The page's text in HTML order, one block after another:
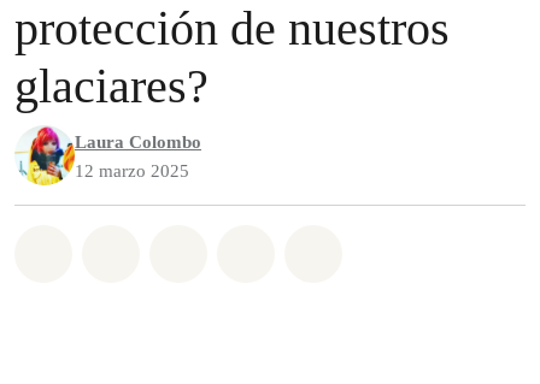
protección de nuestros
glaciares?
Laura Colombo
12 marzo 2025